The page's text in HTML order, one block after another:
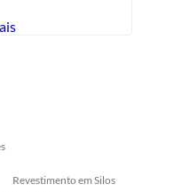
Revestimento em Silos